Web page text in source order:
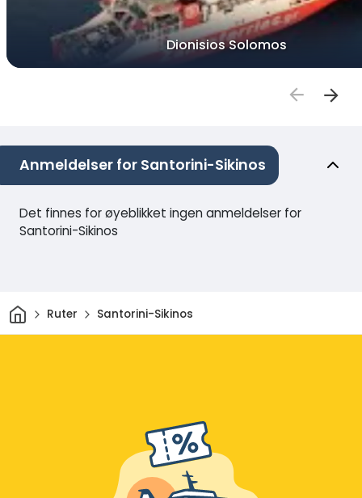
Dionisios Solomos
Anmeldelser for Santorini-Sikinos
Det finnes for øyeblikket ingen anmeldelser for
Santorini-Sikinos
HjemRuter Santorini-Sikinos